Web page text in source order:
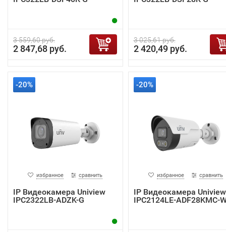
3 559,60 руб.
2 847,68 руб.
3 025,61 руб.
2 420,49 руб.
-20%
избранное сравнить
IP Видеокамера Uniview
IPC2322LB-ADZK-G
-20%
избранное сравнить
IP Видеокамера Uniview
IPC2124LE-ADF28KMC-